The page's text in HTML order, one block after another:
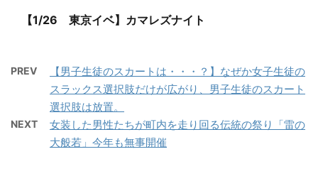
【1/26 東京イベ】カマレズナイト
PREV
【男子生徒のスカートは・・・？】なぜか女子生徒の
スラックス選択肢だけが広がり、男子生徒のスカート
選択肢は放置。
NEXT
女装した男性たちが町内を走り回る伝統の祭り「雷の
大般若」今年も無事開催